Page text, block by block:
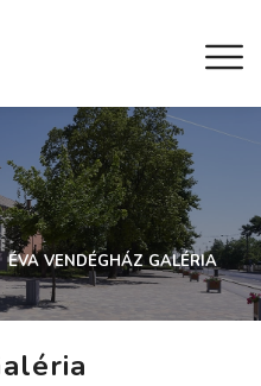
ÉVA VENDÉGHÁZ GALÉRIA